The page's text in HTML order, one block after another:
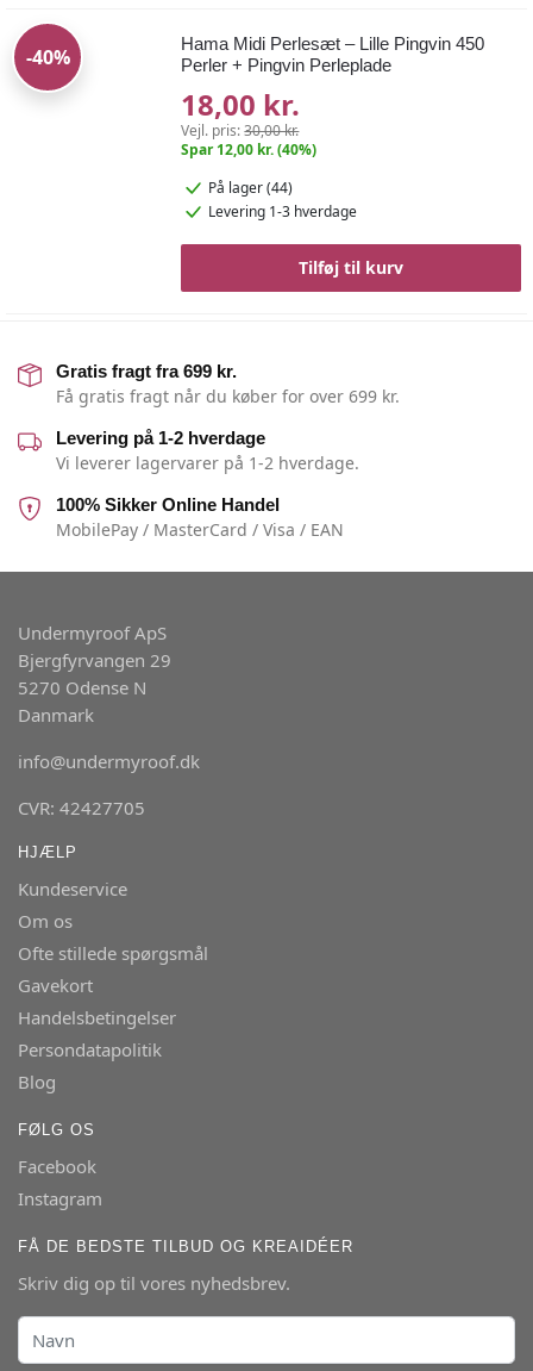
-40%
Hama Midi Perlesæt – Lille Pingvin 450
Perler + Pingvin Perleplade
18,00 kr.
Vejl. pris:30,00 kr.
Spar 12,00 kr. (40%)
På lager (44)
Levering 1-3 hverdage
Tilføj til kurv
Gratis fragt fra 699 kr.
Få gratis fragt når du køber for over 699 kr.
Levering på 1-2 hverdage
Vi leverer lagervarer på 1-2 hverdage.
100% Sikker Online Handel
MobilePay / MasterCard / Visa / EAN
Undermyroof ApS
Bjergfyrvangen 29
5270 Odense N
Danmark
info@undermyroof.dk
CVR: 42427705
HJÆLP
Kundeservice
Om os
Ofte stillede spørgsmål
Gavekort
Handelsbetingelser
Persondatapolitik
Blog
FØLG OS
Facebook
Instagram
FÅ DE BEDSTE TILBUD OG KREAIDÉER
Skriv dig op til vores nyhedsbrev.